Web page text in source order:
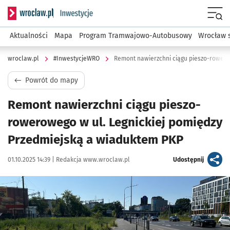
Serwis informacyjny wroclaw.pl podserwis:
Aktualności Mapa Program Tramwajowo-Autobusowy Wrocław
wroclaw.pl #InwestycjeWRO
Powrót do mapy
Remont nawierzchni ciągu pieszo-
rowerowego w ul. Legnickiej pomiędzy
Przedmiejską a wiaduktem PKP
Data publikacji:
01.10.2025 14:39 | Autor:
Redakcja www.wroclaw.pl Udostępnijartykuł
Kliknij, aby powiększyć